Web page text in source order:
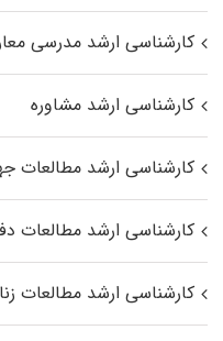
کارشناسی ارشد مدرسی
کارشناسی ارشد مشاوره
کارشناسی ارشد مطالعات
کارشناسی ارشد مطالعات
کارشناسی ارشد مطالعات